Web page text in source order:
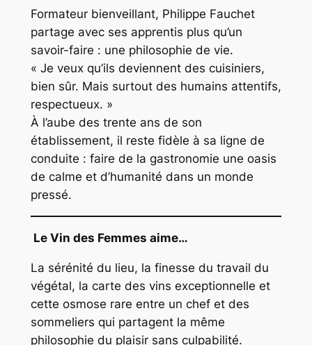
Formateur bienveillant, Philippe Fauchet
partage avec ses apprentis plus qu’un
savoir-faire : une philosophie de vie.
« Je veux qu’ils deviennent des cuisiniers,
bien sûr. Mais surtout des humains attentifs,
respectueux. »
À l’aube des trente ans de son
établissement, il reste fidèle à sa ligne de
conduite : faire de la gastronomie une oasis
de calme et d’humanité dans un monde
pressé.
Le Vin des Femmes aime…
La sérénité du lieu, la finesse du travail du
végétal, la carte des vins exceptionnelle et
cette osmose rare entre un chef et des
sommeliers qui partagent la même
philosophie du plaisir sans culpabilité.